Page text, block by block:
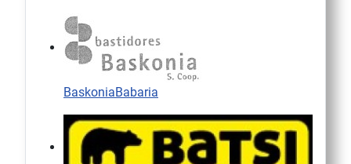
BaskoniaBabaria